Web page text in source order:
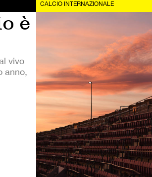
è
vivo
anno,
CALCIO INTERNAZIONALE